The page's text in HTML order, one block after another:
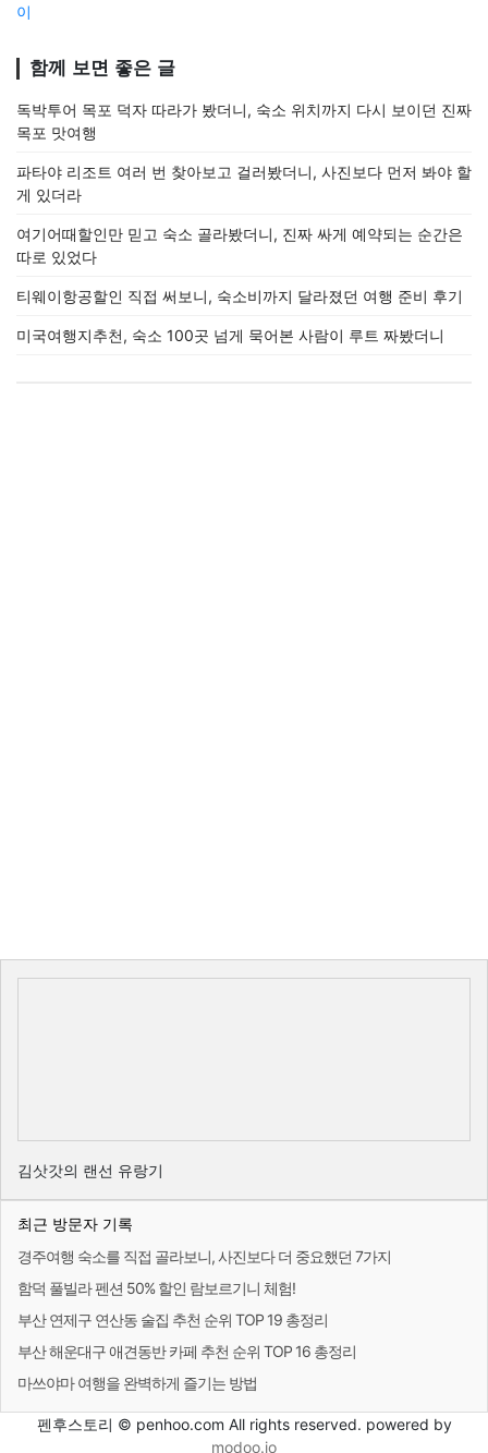
이
함께 보면 좋은 글
독박투어 목포 덕자 따라가 봤더니, 숙소 위치까지 다시 보이던 진짜
목포 맛여행
파타야 리조트 여러 번 찾아보고 걸러봤더니, 사진보다 먼저 봐야 할
게 있더라
여기어때할인만 믿고 숙소 골라봤더니, 진짜 싸게 예약되는 순간은
따로 있었다
티웨이항공할인 직접 써보니, 숙소비까지 달라졌던 여행 준비 후기
미국여행지추천, 숙소 100곳 넘게 묵어본 사람이 루트 짜봤더니
김삿갓의 랜선 유랑기
최근 방문자 기록
경주여행 숙소를 직접 골라보니, 사진보다 더 중요했던 7가지
함덕 풀빌라 펜션 50% 할인 람보르기니 체험!
부산 연제구 연산동 술집 추천 순위 TOP 19 총정리
부산 해운대구 애견동반 카페 추천 순위 TOP 16 총정리
마쓰야마 여행을 완벽하게 즐기는 방법
펜후스토리 © penhoo.com All rights reserved. powered by
modoo.io